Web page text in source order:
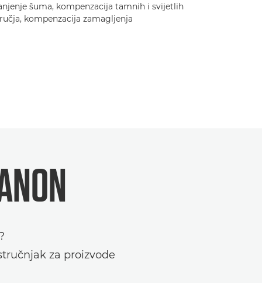
šuma, kompenzacija tamnih i svijetlih
kompenzacija zamagljenja
za proizvode